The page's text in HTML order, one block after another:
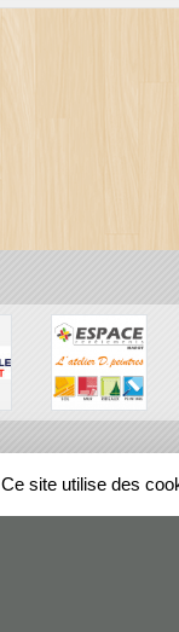
Ce site utilise des